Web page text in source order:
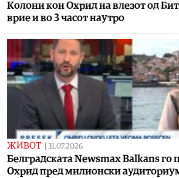
Колони кон Охрид на влезот од
врие и во 3 часот наутро
ЖИВОТ 31.07.2026
Белградската Newsmax Balkans го
Охрид пред милионски